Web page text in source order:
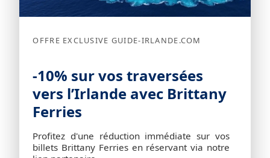
OFFRE EXCLUSIVE GUIDE-IRLANDE.COM
-10% sur vos traversées
vers l’Irlande avec Brittany
Ferries
Profitez d'une réduction immédiate sur vos
billets Brittany Ferries en réservant via notre